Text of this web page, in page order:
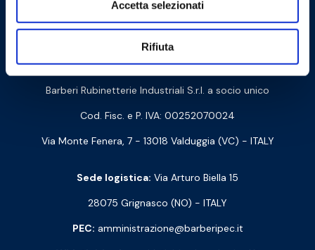
Accetta selezionati
Rifiuta
Cookie Policy Privacy Policy
Contattaci
Barberi Rubinetterie Industriali S.r.l. a socio unico
Cod. Fisc. e P. IVA: 00252070024
Via Monte Fenera, 7 - 13018 Valduggia (VC) - ITALY
Sede logistica: Via Arturo Biella 15
28075 Grignasco (NO) - ITALY
PEC: amministrazione@barberipec.it